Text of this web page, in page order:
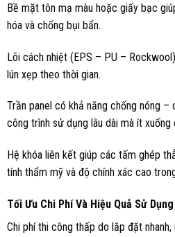
Bề mặt tôn mạ màu hoặc giấy bạc
hóa và chống bụi bẩn.
Lõi cách nhiệt (EPS – PU –
lún xẹp theo thời gian.
Trần panel có khả năng chống nóng
công trình sử dụng lâu dài mà ít xuống
Hệ khóa liên kết giúp các tấm ghép
tính thẩm mỹ và độ chính xác cao
Tối Ưu Chi Phí Và Hiệu Quả Sử Dụng
Chi phí thi công thấp do lắp đặt